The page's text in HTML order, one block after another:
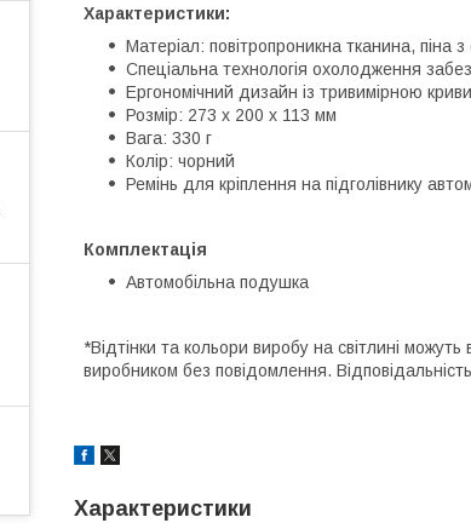
Характеристики:
Матеріал: повітропроникна тканина, піна
Спеціальна технологія охолодження
Ергономічний дизайн із тривимірною
Розмір: 273 х 200 х 113 мм
Вага: 330 г
Колір: чорний
Ремінь для кріплення на підголівнику
Комплектація
Автомобільна подушка
*Відтінки та кольори виробу на світлині
виробником без повідомлення.
Характеристики